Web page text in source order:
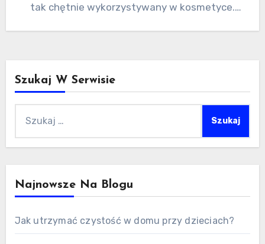
tak chętnie wykorzystywany w kosmetyce.
Szukaj W Serwisie
Najnowsze Na Blogu
Jak utrzymać czystość w domu przy dzieciach?